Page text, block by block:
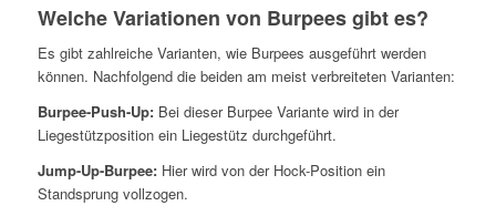
Welche Variationen von Burpees gibt es?
Es gibt zahlreiche Varianten, wie Burpees ausgeführt werden
können. Nachfolgend die beiden am meist verbreiteten Varianten:
Burpee-Push-Up: Bei dieser Burpee Variante wird in der
Liegestützposition ein Liegestütz durchgeführt.
Jump-Up-Burpee: Hier wird von der Hock-Position ein
Standsprung vollzogen.